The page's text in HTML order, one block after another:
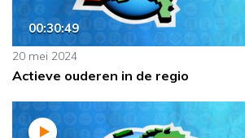
00:30:49
20 mei 2024
Actieve ouderen in de regio